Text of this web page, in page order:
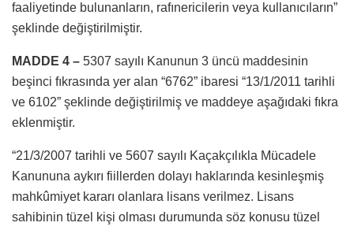
faaliyetinde bulunanların, rafınericilerin veya kullanıcıların”
şeklinde değiştirilmiştir.
MADDE 4 – 5307 sayılı Kanunun 3 üncü maddesinin
beşinci fıkrasında yer alan “6762” ibaresi “13/1/2011 tarihli
ve 6102” şeklinde değiştirilmiş ve maddeye aşağıdaki fıkra
eklenmiştir.
“21/3/2007 tarihli ve 5607 sayılı Kaçakçılıkla Mücadele
Kanununa aykırı fiillerden dolayı haklarında kesinleşmiş
mahkûmiyet kararı olanlara lisans verilmez. Lisans
sahibinin tüzel kişi olması durumunda söz konusu tüzel